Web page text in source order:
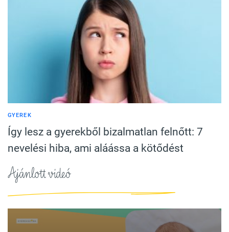
GYEREK
Így lesz a gyerekből bizalmatlan felnőtt: 7
nevelési hiba, ami aláássa a kötődést
Ajánlott videó